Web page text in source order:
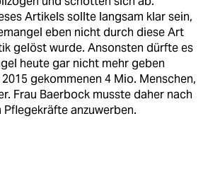
Artikels sollte langsam klar sein,
eben nicht durch diese Art
gelöst wurde. Ansonsten dürfte es
heute gar nicht mehr geben
gekommenen 4 Mio. Menschen,
Frau Baerbock musste daher nach
anzuwerben.